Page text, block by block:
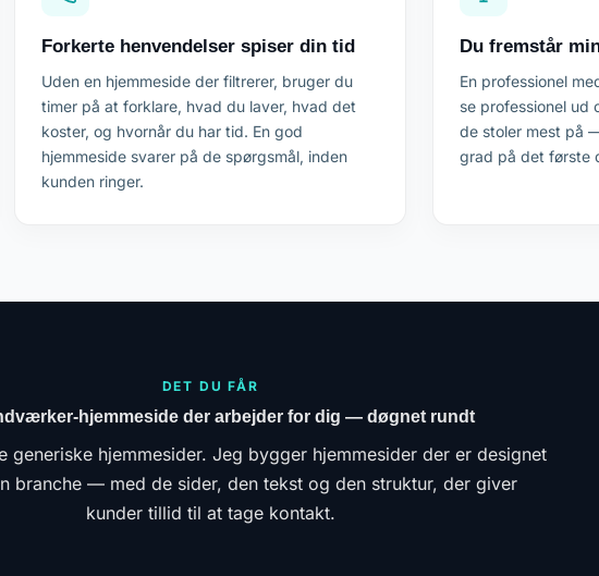
Forkerte henvendelser spiser din tid
Uden en hjemmeside der filtrerer, bruger du
timer på at forklare, hvad du laver, hvad det
koster, og hvornår du har tid. En god
hjemmeside svarer på de spørgsmål, inden
kunden ringer.
Du fremstår
En professionel
se professionel ud
de stoler mest på
grad på det første
DET DU FÅR
hjemmeside der arbejder for dig — døgnet rundt
generiske hjemmesider. Jeg bygger hjemmesider der er designet
branche — med de sider, den tekst og den struktur, der giver
kunder tillid til at tage kontakt.